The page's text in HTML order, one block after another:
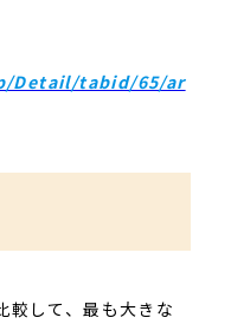
Detail/tabid/65/ar
較して、最も大きな